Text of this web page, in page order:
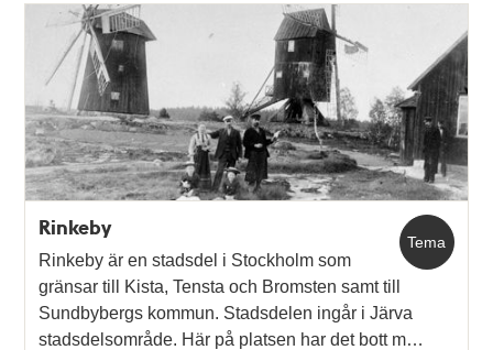
Tema
Rinkeby
Rinkeby är en stadsdel i Stockholm som
gränsar till Kista, Tensta och Bromsten samt till
Sundbybergs kommun. Stadsdelen ingår i Järva
stadsdelsområde. Här på platsen har det bott m…